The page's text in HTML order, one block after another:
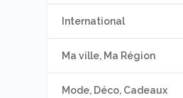
International
Ma ville, Ma Région
Mode, Déco, Cadeaux